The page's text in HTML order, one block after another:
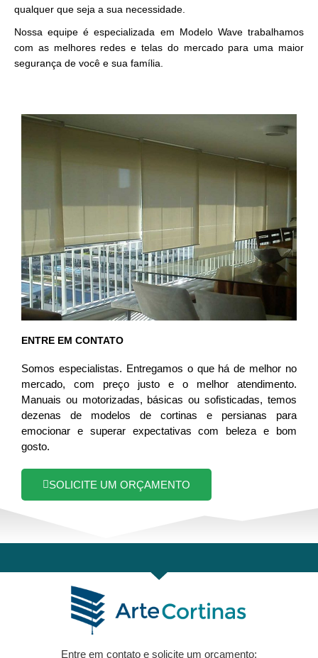
qualquer que seja a sua necessidade.
Nossa equipe é especializada em Modelo Wave trabalhamos
com as melhores redes e telas do mercado para uma maior
segurança de você e sua família.
ENTRE EM CONTATO
Somos especialistas. Entregamos o que há de melhor no
mercado, com preço justo e o melhor atendimento.
Manuais ou motorizadas, básicas ou sofisticadas, temos
dezenas de modelos de cortinas e persianas para
emocionar e superar expectativas com beleza e bom
gosto.
SOLICITE UM ORÇAMENTO
Entre em contato e solicite um orçamento: